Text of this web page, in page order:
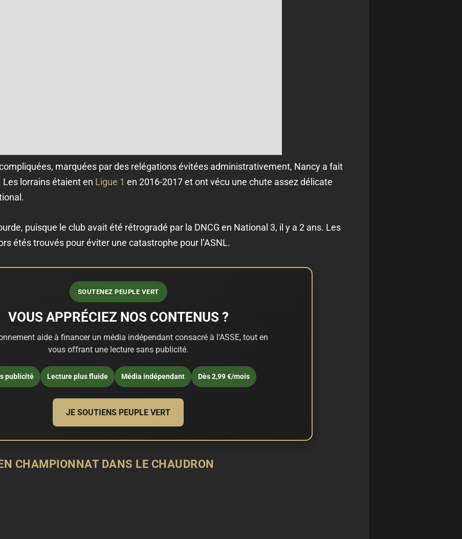
marquées par des relégations évitées administrativement, Nancy a fait
lorrains étaient en Ligue 1 en 2016-2017 et ont vécu une chute assez délicate
puisque le club avait été rétrogradé par la DNCG en National 3, il y a 2 ans. Les
étés trouvés pour éviter une catastrophe pour l’ASNL.
SOUTENEZ PEUPLE VERT
VOUS APPRÉCIEZ NOS CONTENUS ?
aide à financer un média indépendant consacré à l'ASSE, tout en
vous offrant une lecture sans publicité.
publicité Lecture plus fluide Média indépendant Dès 2,99 €/mois
JE SOUTIENS PEUPLE VERT
CHAMPIONNAT DANS LE CHAUDRON